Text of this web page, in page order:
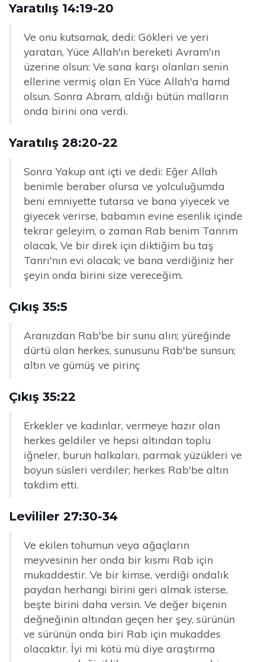
Yaratılış 14:19-20
Ve onu kutsamak, dedi: Gökleri ve yeri
yaratan, Yüce Allah'ın bereketi Avram'ın
üzerine olsun: Ve sana karşı olanları senin
ellerine vermiş olan En Yüce Allah'a hamd
olsun. Sonra Abram, aldığı bütün malların
onda birini ona verdi.
Yaratılış 28:20-22
Sonra Yakup ant içti ve dedi: Eğer Allah
benimle beraber olursa ve yolculuğumda
beni emniyette tutarsa ​​ve bana yiyecek ve
giyecek verirse, babamın evine esenlik içinde
tekrar geleyim, o zaman Rab benim Tanrım
olacak, Ve bir direk için diktiğim bu taş
Tanrı'nın evi olacak; ve bana verdiğiniz her
şeyin onda birini size vereceğim.
Çıkış 35:5
Aranızdan Rab'be bir sunu alın; yüreğinde
dürtü olan herkes, sunusunu Rab'be sunsun;
altın ve gümüş ve pirinç
Çıkış 35:22
Erkekler ve kadınlar, vermeye hazır olan
herkes geldiler ve hepsi altından toplu
iğneler, burun halkaları, parmak yüzükleri ve
boyun süsleri verdiler; herkes Rab'be altın
takdim etti.
Levililer 27:30-34
Ve ekilen tohumun veya ağaçların
meyvesinin her onda bir kısmı Rab için
mukaddestir. Ve bir kimse, verdiği ondalık
paydan herhangi birini geri almak isterse,
beşte birini daha versin. Ve değer biçenin
değneğinin altından geçen her şey, sürünün
ve sürünün onda biri Rab için mukaddes
olacaktır. İyi mi kötü mü diye araştırma